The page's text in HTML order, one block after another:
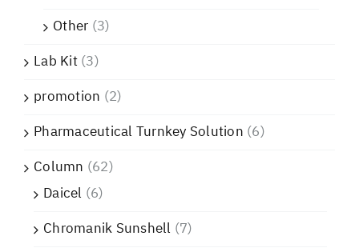
Other (3)
Lab Kit(3)
promotion (2)
Pharmaceutical Turnkey Solution (6)
Column (62)
Daicel (6)
Chromanik Sunshell (7)